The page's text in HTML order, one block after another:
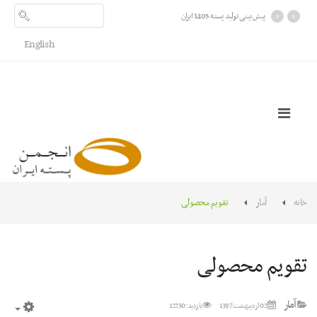
پیش بینی تولید پسته 1405 ایران ›
‹
English
خانه آمار تقویم محصولی
تقویم محصولی
آمار 02 ارديبهشت 1397 بازدید: 12230